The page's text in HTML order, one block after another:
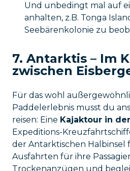
Und unbedingt mal auf
anhalten, z.B. Tonga
Seebärenkolonie zu
7. Antarktis – Im
zwischen
Für das wohl
Paddelerlebnis musst du
reisen: Eine Kajaktour in
Expeditions-
der Antarktischen Halbinsel
Ausfahrten für ihre
Trockenanzügen und